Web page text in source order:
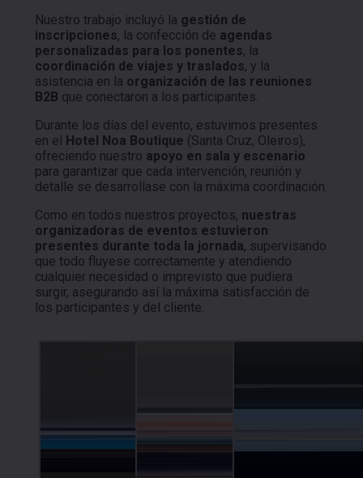
Nuestro trabajo incluyó la gestión de
inscripciones, la confección de agendas
personalizadas para los ponentes, la
coordinación de viajes y traslados, y la
asistencia en la organización de las reuniones
B2B que conectaron a los participantes.
Durante los días del evento, estuvimos presentes
en el Hotel Noa Boutique (Santa Cruz, Oleiros),
ofreciendo nuestro apoyo en sala y escenario
para garantizar que cada intervención, reunión y
detalle se desarrollase con la máxima coordinación.
Como en todos nuestros proyectos, nuestras
organizadoras de eventos estuvieron
presentes durante toda la jornada, supervisando
que todo fluyese correctamente y atendiendo
cualquier necesidad o imprevisto que pudiera
surgir, asegurando así la máxima satisfacción de
los participantes y del cliente.